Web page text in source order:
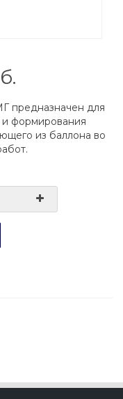
предназначен для
формирования
из баллона во